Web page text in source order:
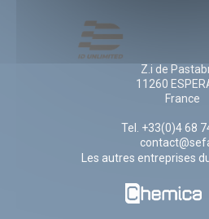
Z.i de
11260
France
Tel. +33(0)4 68
Les autres entreprises